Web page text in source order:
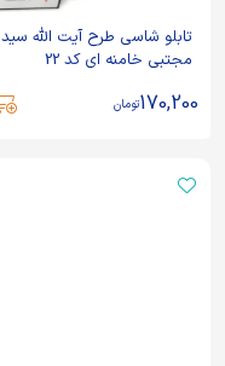
تابلو شاسی طرح آیت الله سید
مجتبی خامنه ای کد 22
170,200تومان